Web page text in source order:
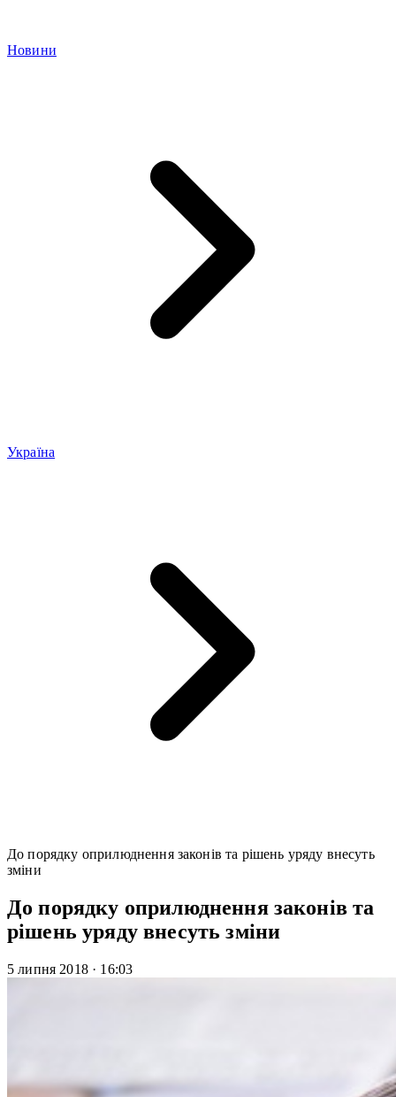
Новини
Україна
До порядку оприлюднення законів та рішень уряду внесуть
зміни
До порядку оприлюднення законів та
рішень уряду внесуть зміни
5 липня 2018 · 16:03